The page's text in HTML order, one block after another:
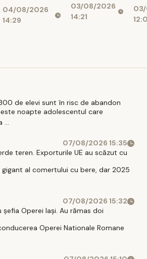
recurentă și
ce poate
04/08/2026
14:29
definitivă?
Află despre
03/08/2026
14:21
de elevi sunt în risc de abandon
noapte adolescentul care
...
07/08/2026 15:35
teren. Exporturile UE au scăzut cu
gigant al comertului cu bere, dar 2025
07/08/2026 15:32
Operei Iași. Au rămas doi
Operei Nationale Romane